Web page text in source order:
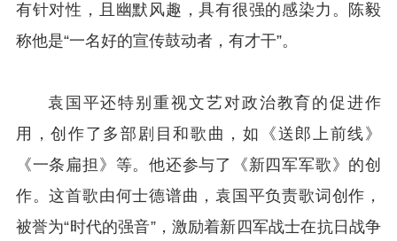
有针对性，且幽默风趣，具有很强的感染力。陈毅
称他是“一名好的宣传鼓动者，有才干”。
袁国平还特别重视文艺对政治教育的促进作
用，创作了多部剧目和歌曲，如《送郎上前线》
《一条扁担》等。他还参与了《新四军军歌》的创
作。这首歌由何士德谱曲，袁国平负责歌词创作，
被誉为“时代的强音”，激励着新四军战士在抗日战争